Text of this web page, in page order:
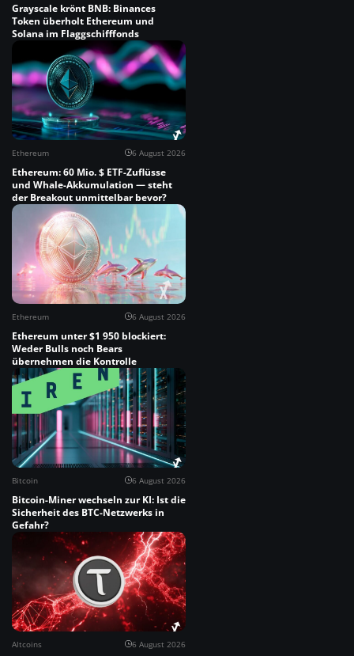
Grayscale krönt BNB: Binances
Token überholt Ethereum und
Solana im Flaggschifffonds
Ethereum 6 August 2026
Ethereum: 60 Mio. $ ETF-Zuflüsse
und Whale-Akkumulation — steht
der Breakout unmittelbar bevor?
Ethereum 6 August 2026
Ethereum unter $1 950 blockiert:
Weder Bulls noch Bears
übernehmen die Kontrolle
Bitcoin 6 August 2026
Bitcoin-Miner wechseln zur KI: Ist die
Sicherheit des BTC-Netzwerks in
Gefahr?
Altcoins 6 August 2026